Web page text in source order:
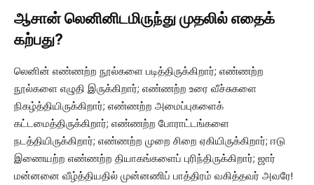
ஆசான் லெனினிடமிருந்து முதலில் எதைக்
கற்பது?
லெனின் எண்ணற்ற நூல்களை படித்திருக்கிறார்; எண்ணற்ற
நூல்களை எழுதி இருக்கிறார்; எண்ணற்ற உரை வீச்சுகளை
நிகழ்த்தியிருக்கிறார்; எண்ணற்ற அமைப்புகளைக்
கட்டமைத்திருக்கிறார்; எண்ணற்ற போராட்டங்களை
நடத்தியிருக்கிறார்; எண்ணற்ற முறை சிறை ஏகியிருக்கிறார்; ஈடு
இணையற்ற எண்ணற்ற தியாகங்களைப் புரிந்திருக்கிறார்; ஜார்
மன்னனை வீழ்த்தியதில் முன்னணிப் பாத்திரம் வகித்தவர் அவரே!